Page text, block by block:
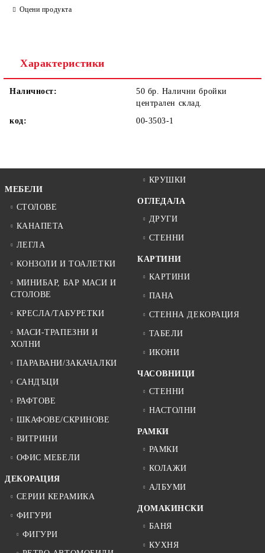
Оцени продукта
Характеристики
Наличност:
50 бр. Налични бройки
централен склад.
код:
00-3503-1
МЕБЕЛИ
СТОЛОВЕ
КАНАПЕТА
ЛЕГЛА
КОНЗОЛИ И ТОАЛЕТКИ
МИНИБАР, БАР МАСИ И
СТОЛОВЕ
КРЕСЛА/ТАБУРЕТКИ
МАСИ-ТРАПЕЗНИ И
ХОЛНИ
ПАРАВАНИ/ЗАКАЧАЛКИ
САНДЪЦИ
РАФТОВЕ
ШКАФОВЕ/СКРИНОВЕ
ВИТРИНИ
ОФИС МЕБЕЛИ
ДЕКОРАЦИЯ
СЕРИИ КЕРАМИКА
ФИГУРИ
ФИГУРИ
КРУШКИ
ОГЛЕДАЛА
ДРУГИ
СТЕННИ
КАРТИНИ
КАРТИНИ
ПАНА
СТЕННА ДЕКОРАЦИЯ
ТАБЕЛИ
ИКОНИ
ЧАСОВНИЦИ
СТЕННИ
НАСТОЛНИ
РАМКИ
РАМКИ
КОЛАЖИ
АЛБУМИ
ДОМАКИНСКИ
БАНЯ
КУХНЯ